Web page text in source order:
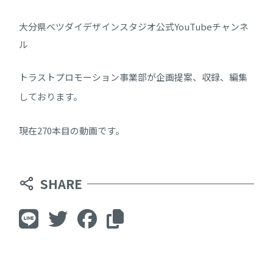
大分県ベツダイデザインスタジオ公式YouTubeチャンネ
ル
トラストプロモーション事業部が企画提案、収録、編集
しております。
現在270本目の動画です。
SHARE